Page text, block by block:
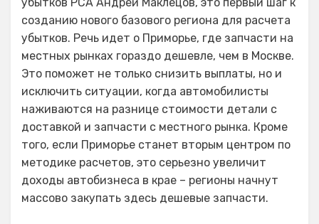
созданию нового базового региона для расчета
убытков. Речь идет о Приморье, где запчасти на
местных рынках гораздо дешевле, чем в Москве.
Это поможет не только снизить выплаты, но и
исключить ситуации, когда автомобилисты
наживаются на разнице стоимости детали с
доставкой и запчасти с местного рынка. Кроме
того, если Приморье станет вторым центром по
методике расчетов, это серьезно увеличит
доходы автобизнеса в крае – регионы начнут
массово закупать здесь дешевые запчасти.